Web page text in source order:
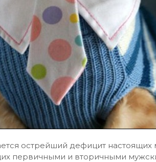
острейший дефицит настоящих
первичными и вторичными